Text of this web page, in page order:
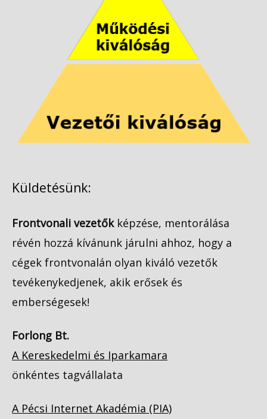
Küldetésünk:
Frontvonali vezetőkképzése, mentorálása
révén hozzá kívánunk járulni ahhoz, hogy a
cégek frontvonalán olyan kiváló vezetők
tevékenykedjenek, akik erősek és
emberségesek!
Forlong Bt.
A Kereskedelmi és Iparkamara
önkéntes tagvállalata
A Pécsi Internet Akadémia (PIA)